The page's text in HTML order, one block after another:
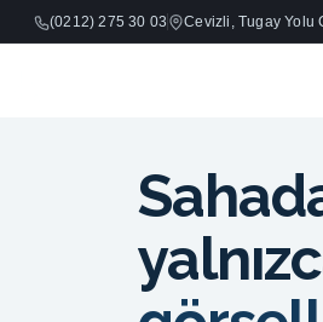
(0212) 275 30 03 Cevizli, Tugay Yolu